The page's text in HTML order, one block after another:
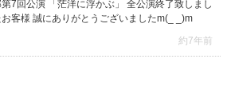
7回公演 「茫洋に浮かぶ」 全公演終了致しまし
客様 誠にありがとうございましたm(_ _)m
約7年前